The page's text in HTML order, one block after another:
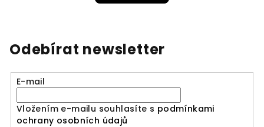
Odebírat newsletter
E-mail
Vložením e-mailu souhlasíte s podmínkami
ochrany osobních údajů